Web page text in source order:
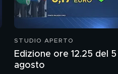
STUDIO APERTO
Edizione ore 12.25 del 5
agosto